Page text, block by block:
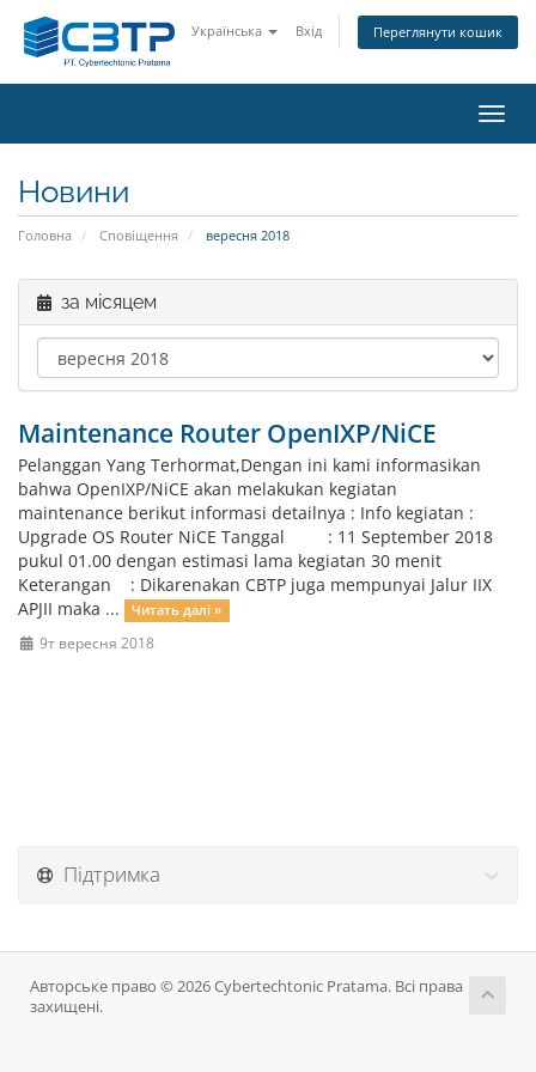
Українська Вхід Переглянути кошик
Новини
Головна Сповіщення вересня 2018
за місяцем
Maintenance Router OpenIXP/NiCE
Pelanggan Yang Terhormat,Dengan ini kami informasikan
bahwa OpenIXP/NiCE akan melakukan kegiatan
maintenance berikut informasi detailnya : Info kegiatan :
Upgrade OS Router NiCE Tanggal : 11 September 2018
pukul 01.00 dengan estimasi lama kegiatan 30 menit
Keterangan : Dikarenakan CBTP juga mempunyai Jalur IIX
APJII maka ...
Читать далі »
9т вересня 2018
Підтримка
Авторське право © 2026 Cybertechtonic Pratama. Всі права
захищені.